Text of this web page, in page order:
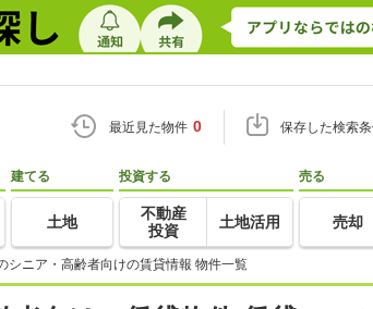
最近見た物件 0 保存した検索
建てる
土地
投資する
不動産
投資
土地活用
売る
売却
シニア・高齢者向けの賃貸情報 物件一覧